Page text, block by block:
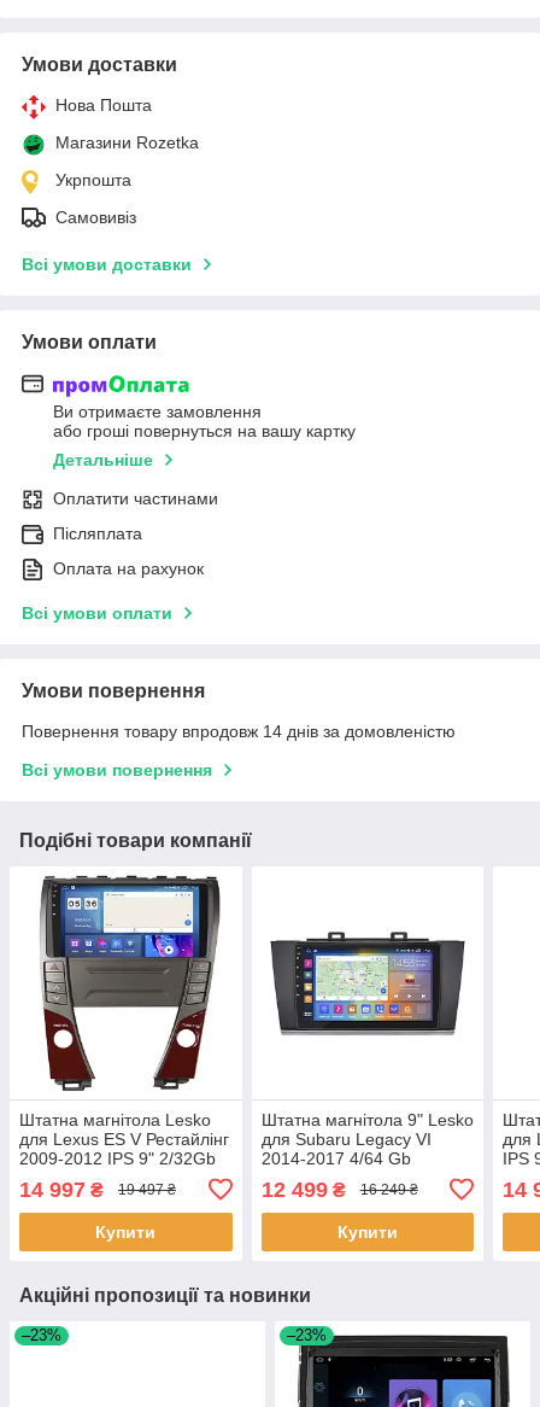
Умови доставки
Нова Пошта
Магазини Rozetka
Укрпошта
Самовивіз
Всі умови доставки
Умови оплати
Ви отримаєте замовлення
або гроші повернуться на вашу картку
Детальніше
Оплатити частинами
Післяплата
Оплата на рахунок
Всі умови оплати
Умови повернення
Повернення товару впродовж 14 днів за домовленістю
Всі умови повернення
Подібні товари компанії
Штатна магнітола Lesko
для Lexus ES V Рестайлінг
2009-2012 IPS 9" 2/32Gb
Prime 2 шт.
14 997 ₴ 19 497 ₴
Купити
Штатна магнітола 9" Lesko
для Subaru Legacy VI
2014-2017 4/64 Gb
Prime IPS 8 ядер Суб 2шт
12 499₴ 16 249 ₴
Купити
для
IPS
шт.
14
Акційні пропозиції та новинки
–23% –23%